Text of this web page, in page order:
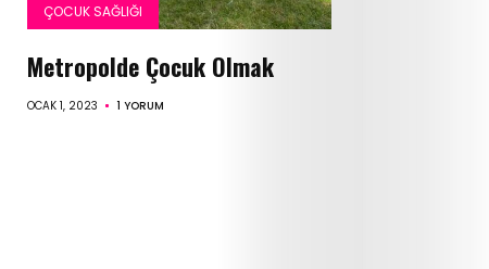
Çocuk
Gelişimi
ÇOCUK SAĞLIĞI
Metropolde Çocuk Olmak
OCAK 1, 2023 1 YORUM